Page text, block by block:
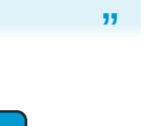
。/続編来た